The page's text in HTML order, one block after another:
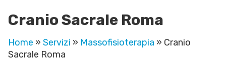
Cranio Sacrale Roma
Home » Servizi » Massofisioterapia » Cranio
Sacrale Roma